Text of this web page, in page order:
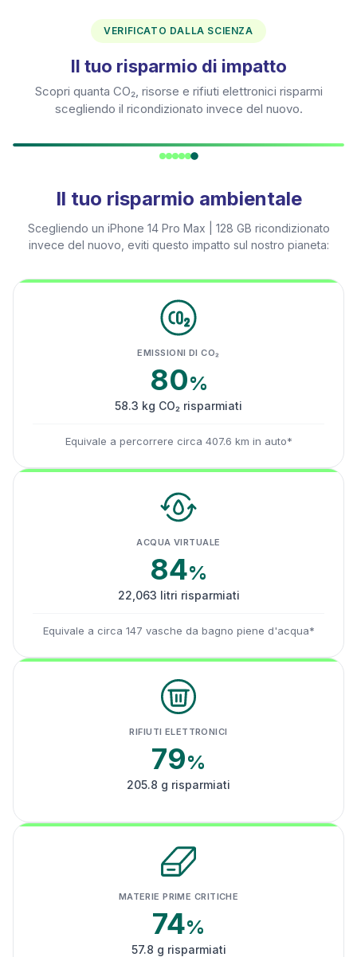
VERIFICATO DALLA SCIENZA
Il tuo risparmio di impatto
Scopri quanta CO₂, risorse e rifiuti elettronici risparmi
scegliendo il ricondizionato invece del nuovo.
Il tuo risparmio ambientale
Scegliendo un iPhone 14 Pro Max | 128 GB ricondizionato
invece del nuovo, eviti questo impatto sul nostro pianeta:
EMISSIONI DI CO₂
80%
58.3 kg CO₂ risparmiati
Equivale a percorrere circa 407.6 km in auto*
ACQUA VIRTUALE
84%
22,063 litri risparmiati
Equivale a circa 147 vasche da bagno piene d'acqua*
RIFIUTI ELETTRONICI
79%
205.8 g risparmiati
MATERIE PRIME CRITICHE
74%
57.8 g risparmiati